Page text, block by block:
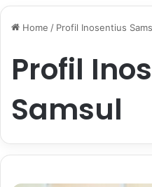
Home / Profil Inosentius
Profil
Samsul